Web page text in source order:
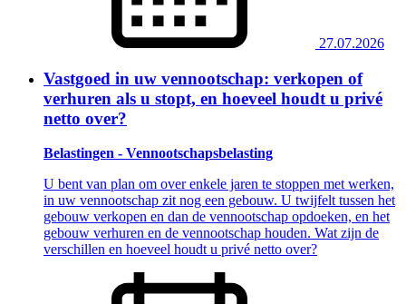
27.07.2026
Vastgoed in uw vennootschap: verkopen of
verhuren als u stopt, en hoeveel houdt u privé
netto over?
Belastingen - Vennootschapsbelasting
U bent van plan om over enkele jaren te stoppen met werken,
in uw vennootschap zit nog een gebouw. U twijfelt tussen het
gebouw verkopen en dan de vennootschap opdoeken, en het
gebouw verhuren en de vennootschap houden. Wat zijn de
verschillen en hoeveel houdt u privé netto over?